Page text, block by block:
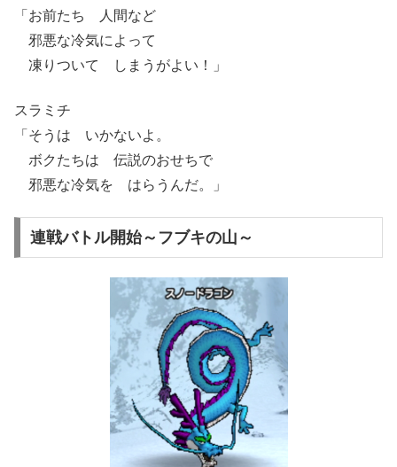
「お前たち 人間など
邪悪な冷気によって
凍りついて しまうがよい！」
スラミチ
「そうは いかないよ。
ボクたちは 伝説のおせちで
邪悪な冷気を はらうんだ。」
連戦バトル開始～フブキの山～